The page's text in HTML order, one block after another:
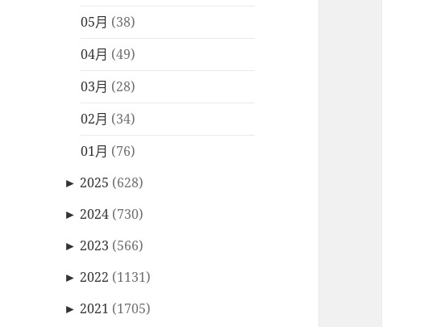
05月 (38)
04月 (49)
03月 (28)
02月 (34)
01月 (76)
► 2025 (628)
► 2024 (730)
► 2023 (566)
► 2022 (1131)
► 2021 (1705)